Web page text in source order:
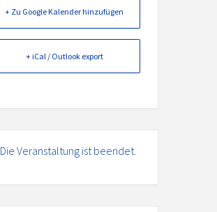
+ Zu Google Kalender hinzufügen
+ iCal / Outlook export
Die Veranstaltung ist beendet.